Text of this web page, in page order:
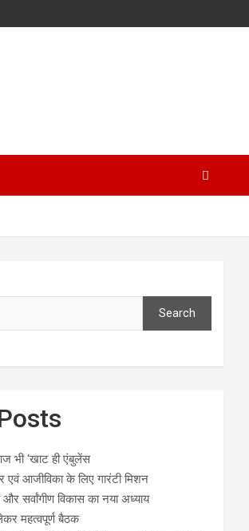
Search
भी ‘खाट ही एंबुलेंस
एवं आजीविका के लिए गारंटी मिशन
सर्वांगीण विकास का नया अध्याय
महत्वपूर्ण बैठक